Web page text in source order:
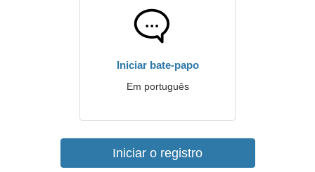
Iniciar bate-papo
Em português
Iniciar o registro